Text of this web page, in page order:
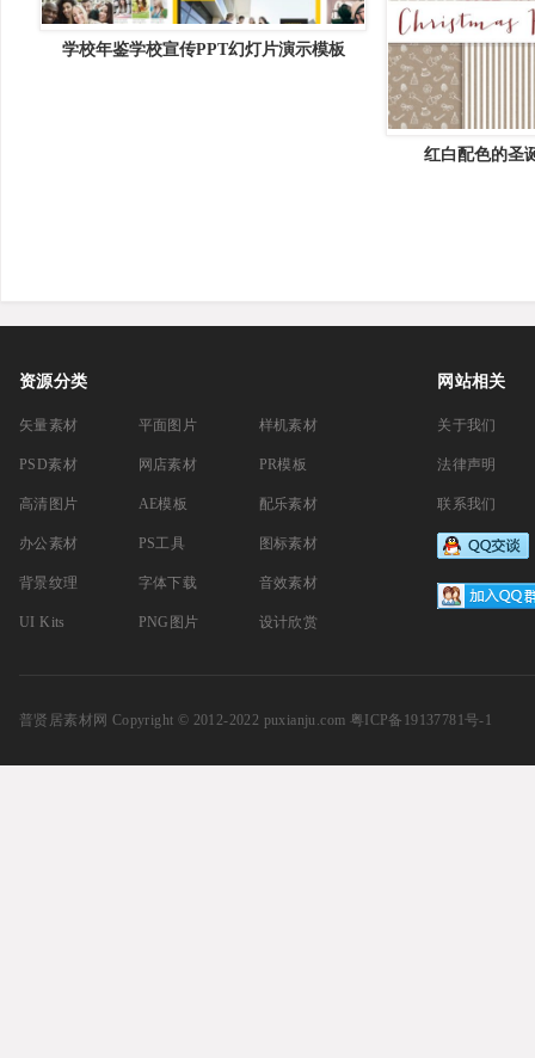
学校年鉴学校宣传PPT幻灯片演示模板
红白配色的圣
资源分类
矢量素材
PSD素材
高清图片
办公素材
背景纹理
UI Kits
平面图片
网店素材
AE模板
PS工具
字体下载
PNG图片
样机素材
PR模板
配乐素材
图标素材
音效素材
设计欣赏
网站相关
关于我们
法律声明
联系我们
普贤居素材网 Copyright © 2012-2022 puxianju.com 粤ICP备19137781号-1